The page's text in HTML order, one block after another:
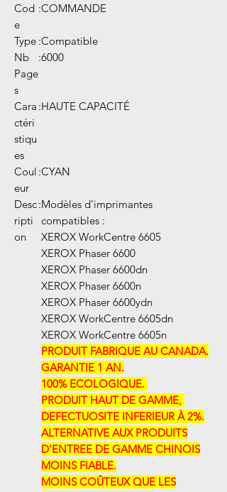
Cod
e
:COMMANDE
Type :Compatible
Nb
Page
s
:6000
Cara
ctéri
stiqu
es
:HAUTE CAPACITÉ
Coul
eur
:CYAN
Desc
ripti
on
:Modèles d'imprimantes
compatibles :
XEROX WorkCentre 6605
XEROX Phaser 6600
XEROX Phaser 6600dn
XEROX Phaser 6600n
XEROX Phaser 6600ydn
XEROX WorkCentre 6605dn
XEROX WorkCentre 6605n
PRODUIT FABRIQUE AU CANADA.
GARANTIE 1 AN.
100% ECOLOGIQUE. ​​
PRODUIT HAUT DE GAMME, ​​
DEFECTUOSITE INFERIEUR À 2%.
ALTERNATIVE AUX PRODUITS
D'ENTREE DE GAMME CHINOIS
MOINS FIABLE.
MOINS COÛTEUX QUE LES